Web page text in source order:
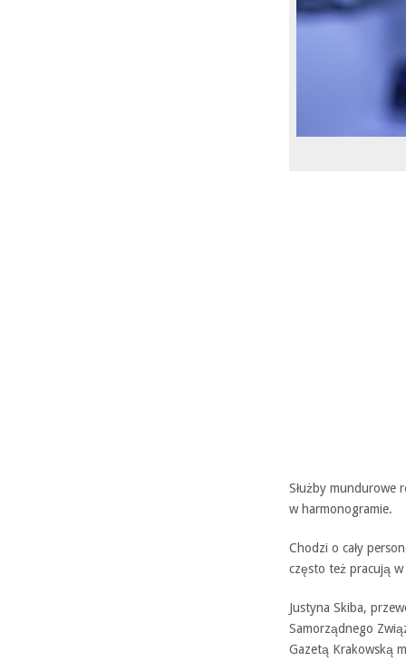
Służby mundurowe
w harmonogramie.
Chodzi o cały
często też pracują w
Justyna Skiba,
Samorządnego
Gazetą Krakowską